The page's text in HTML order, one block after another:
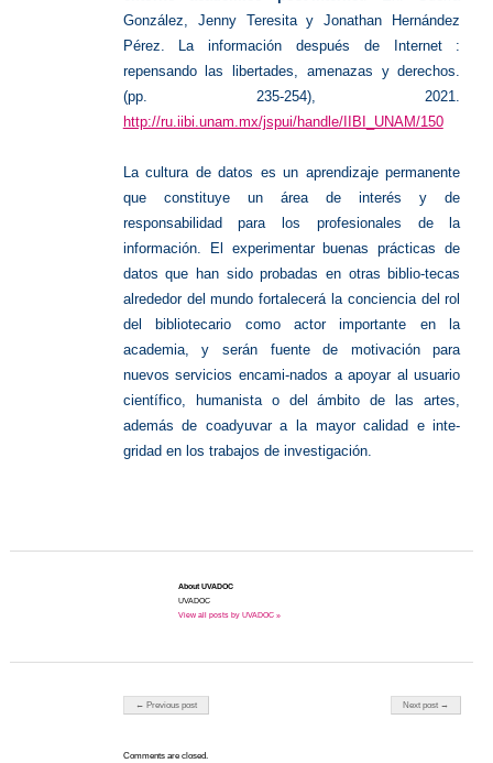
González, Jenny Teresita y Jonathan Hernández
Pérez. La información después de Internet :
repensando las libertades, amenazas y derechos.
(pp. 235-254), 2021.
http://ru.iibi.unam.mx/jspui/handle/IIBI_UNAM/150
La cultura de datos es un aprendizaje permanente
que constituye un área de interés y de
responsabilidad para los profesionales de la
información. El experimentar buenas prácticas de
datos que han sido probadas en otras biblio-tecas
alrededor del mundo fortalecerá la conciencia del rol
del bibliotecario como actor importante en la
academia, y serán fuente de motivación para
nuevos servicios encami-nados a apoyar al usuario
científico, humanista o del ámbito de las artes,
además de coadyuvar a la mayor calidad e inte-
gridad en los trabajos de investigación.
About UVADOC
UVADOC
View all posts by UVADOC »
Post navigation
← Previous post Next post →
Comments are closed.